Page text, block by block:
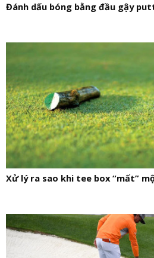
Đánh dấu bóng bằng đầu gậy
Xử lý ra sao khi tee box “mất”